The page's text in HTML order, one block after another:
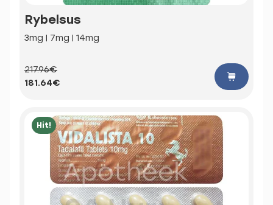
Rybelsus
3mg | 7mg | 14mg
217.96€
181.64€
Hit!